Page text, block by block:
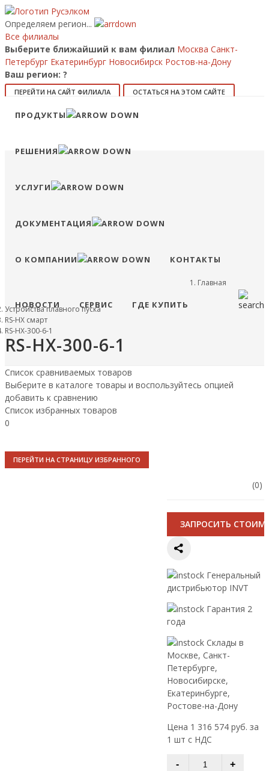
Определяем регион...
Все филиалы
Выберите ближайший к вам филиал Москва Санкт-
Петербург Екатеринбург Новосибирск Ростов-на-Дону
Ваш регион: ?
ПЕРЕЙТИ НА САЙТ ФИЛИАЛА ОСТАТЬСЯ НА ЭТОМ САЙТЕ
Позвонить
Сравнение
ПРОДУКТЫ
РЕШЕНИЯ
УСЛУГИ
ДОКУМЕНТАЦИЯ
О КОМПАНИИ КОНТАКТЫ
НОВОСТИ СЕРВИС ГДЕ КУПИТЬ
Главная
Устройства плавного пуска
RS-HX смарт
RS-HX-300-6-1
RS-HX-300-6-1
Список сравниваемых товаров
Выберите в каталоге товары и воспользуйтесь опцией
добавить к сравнению
Список избранных товаров
0
ПЕРЕЙТИ НА СТРАНИЦУ ИЗБРАННОГО
(0)
ЗАПРОСИТЬ
Генеральный
дистрибьютор INVT
Гарантия 2
года
Склады в
Москве, Санкт-
Петербурге,
Новосибирске,
Екатеринбурге,
Ростове-на-Дону
Цена 1 316 574 руб. за
1 шт с НДС